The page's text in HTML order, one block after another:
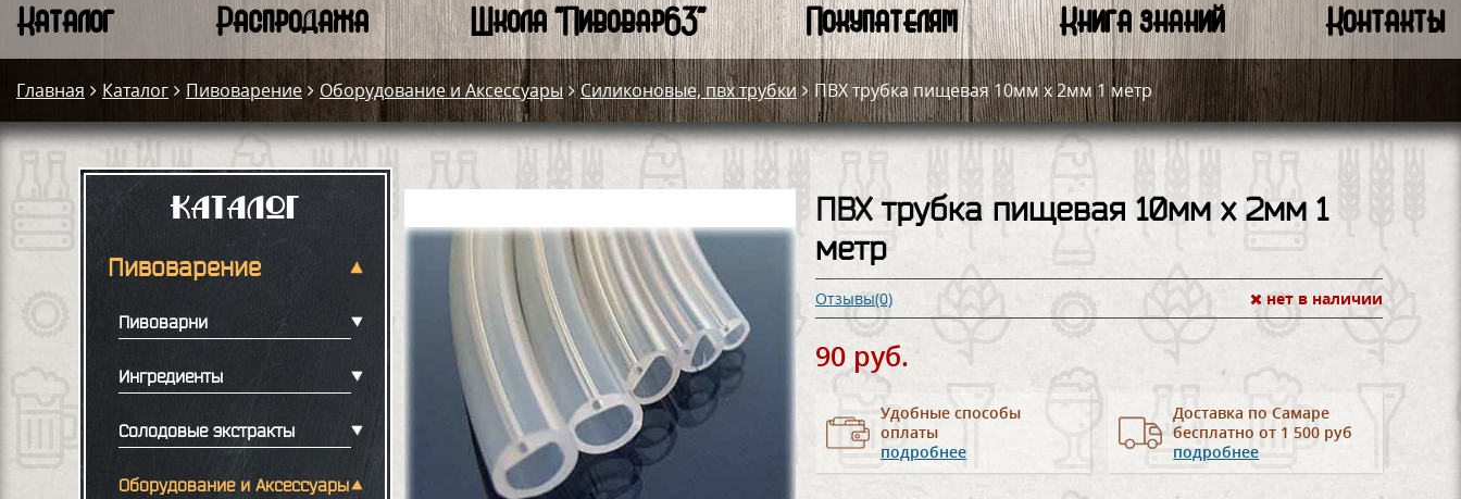
Каталог Распродажа Школа "Пивовар63" Покупателям Книга знаний Контакты
Главная Каталог Пивоварение Оборудование и Аксессуары Силиконовые, пвх трубки ПВХ трубка пищевая 10мм х 2мм 1 метр
Каталог
Пивоварение
Пивоварни
Ингредиенты
Солодовые экстракты
Оборудование и Аксессуары
ПВХ трубка пищевая 10мм х 2мм 1
метр
Отзывы(0) нет в наличии
90 руб.
Удобные способы
оплаты
подробнее
Доставка по Самаре
бесплатно от 1 500 руб
подробнее